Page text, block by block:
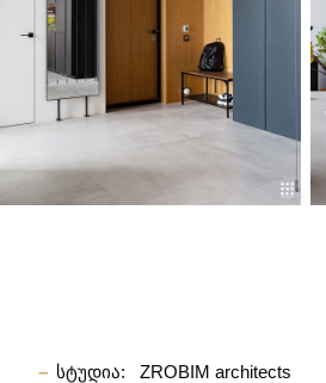
სტუდია:
ZROBIM architects